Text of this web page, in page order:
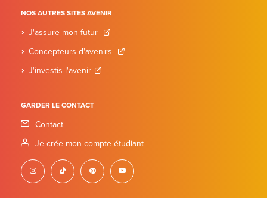
NOS AUTRES SITES AVENIR
J'assure mon futur
Concepteurs d'avenirs
J'investis l'avenir
GARDER LE CONTACT
Contact
Je crée mon compte étudiant
instagram tiktok pinterest youtube